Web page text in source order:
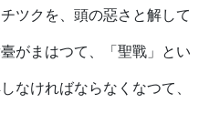
ツクを、頭の惡さと解して
がまはつて、「聖戰」とい
なければならなくなつて、